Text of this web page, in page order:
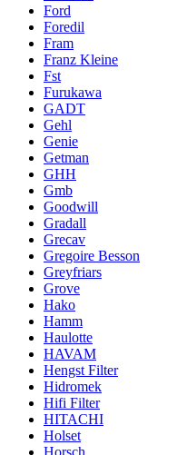
Ford
Foredil
Fram
Franz Kleine
Fst
Furukawa
GADT
Gehl
Genie
Getman
GHH
Gmb
Goodwill
Gradall
Grecav
Gregoire Besson
Greyfriars
Grove
Hako
Hamm
Haulotte
HAVAM
Hengst Filter
Hidromek
Hifi Filter
HITACHI
Holset
Horsch